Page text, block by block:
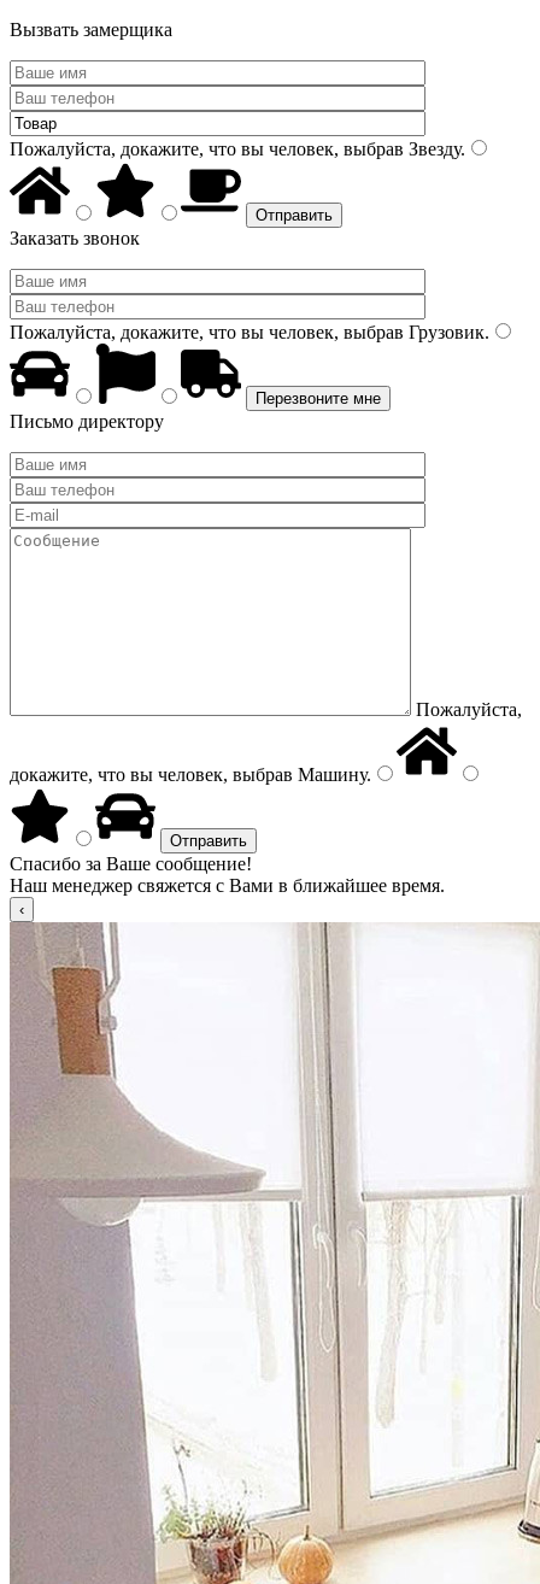
Вызвать замерщика
Пожалуйста, докажите, что вы человек, выбрав Звезду.
Заказать звонок
Пожалуйста, докажите, что вы человек, выбрав Грузовик.
Письмо директору
Пожалуйста,
докажите, что вы человек, выбрав Машину.
Спасибо за Ваше сообщение!
Наш менеджер свяжется с Вами в ближайшее время.